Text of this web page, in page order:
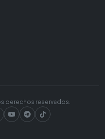
derechos reservados.